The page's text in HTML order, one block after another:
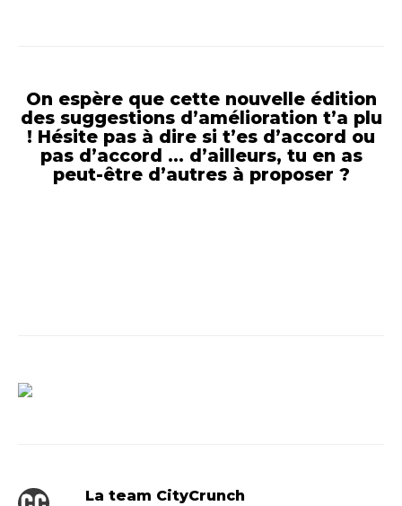
On espère que cette nouvelle édition
des suggestions d’amélioration t’a plu
! Hésite pas à dire si t’es d’accord ou
pas d’accord … d’ailleurs, tu en as
peut-être d’autres à proposer ?
La team CityCrunch